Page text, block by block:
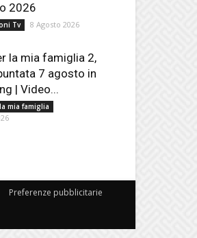
2026
Tv 8 Agosto 2026
la mia famiglia 2,
7 agosto in
| Video...
mia famiglia
Preferenze pubblicitarie